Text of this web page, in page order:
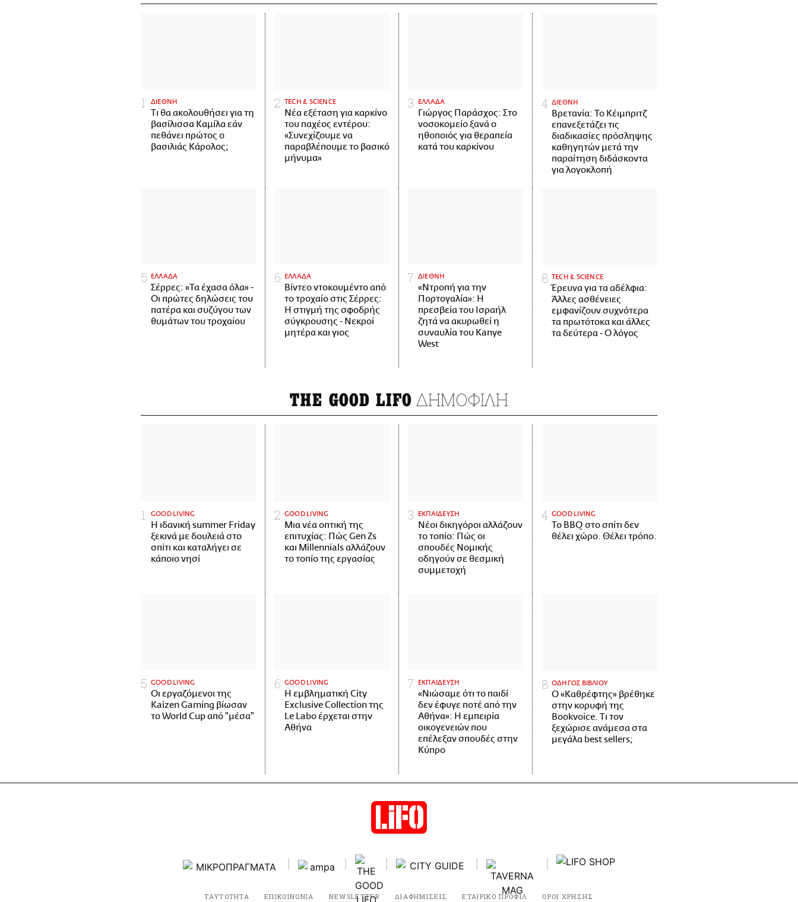
ΔΙΕΘΝΗ
Τι θα ακολουθήσει για τη
βασίλισσα Καμίλα εάν
πεθάνει πρώτος ο
βασιλιάς Κάρολος;
ΤECH & SCIENCE
Νέα εξέταση για καρκίνο
του παχέος εντέρου:
«Συνεχίζουμε να
παραβλέπουμε το βασικό
μήνυμα»
ΕΛΛΑΔΑ
Γιώργος Παράσχος: Στο
νοσοκομείο ξανά ο
ηθοποιός για θεραπεία
κατά του καρκίνου
ΔΙΕΘΝΗ
Βρετανία: Το Κέιμπριτζ
επανεξετάζει τις
διαδικασίες πρόσληψης
καθηγητών μετά την
παραίτηση διδάσκοντα
για λογοκλοπή
ΕΛΛΑΔΑ
Σέρρες: «Τα έχασα όλα» -
Οι πρώτες δηλώσεις του
πατέρα και συζύγου των
θυμάτων του τροχαίου
ΕΛΛΑΔΑ
Βίντεο ντοκουμέντο από
το τροχαίο στις Σέρρες:
Η στιγμή της σφοδρής
σύγκρουσης - Νεκροί
μητέρα και γιος
ΔΙΕΘΝΗ
«Ντροπή για την
Πορτογαλία»: Η
πρεσβεία του Ισραήλ
ζητά να ακυρωθεί η
συναυλία του Kanye
West
ΤECH & SCIENCE
Έρευνα για τα αδέλφια:
Άλλες ασθένειες
εμφανίζουν συχνότερα
τα πρωτότοκα και άλλες
τα δεύτερα - Ο λόγος
THE GOOD LIFO ΔΗΜΟΦΙΛΗ
GOOD LIVING
Η ιδανική summer Friday
ξεκινά με δουλειά στο
σπίτι και καταλήγει σε
κάποιο νησί
GOOD LIVING
Μια νέα οπτική της
επιτυχίας: Πώς Gen Zs
και Millennials αλλάζουν
το τοπίο της εργασίας
ΕΚΠΑΙΔΕΥΣΗ
Νέοι δικηγόροι αλλάζουν
το τοπίο: Πώς οι
σπουδές Νομικής
οδηγούν σε θεσμική
συμμετοχή
GOOD LIVING
Το BBQ στο σπίτι δεν
θέλει χώρο. Θέλει τρόπο.
GOOD LIVING
Οι εργαζόμενοι της
Kaizen Gaming βίωσαν
το World Cup από "μέσα"
GOOD LIVING
Η εμβληματική City
Exclusive Collection της
Le Labo έρχεται στην
Αθήνα
ΕΚΠΑΙΔΕΥΣΗ
«Νιώσαμε ότι το παιδί
δεν έφυγε ποτέ από την
Αθήνα»: Η εμπειρία
οικογενειών που
επέλεξαν σπουδές στην
Κύπρο
ΟΔΗΓΟΣ ΒΙΒΛΙΟΥ
Ο «Καθρέφτης» βρέθηκε
στην κορυφή της
Bookvoice. Τι τον
ξεχώρισε ανάμεσα στα
μεγάλα best sellers;
ΤΑΥΤΟΤΗΤΑ ΕΠΙΚΟΙΝΩΝΙΑ NEWSLETTER ΔΙΑΦΗΜΙΣΕΙΣ ΕΤΑΙΡΙΚΟ ΠΡΟΦΙΛ ΟΡΟΙ ΧΡΗΣΗΣ